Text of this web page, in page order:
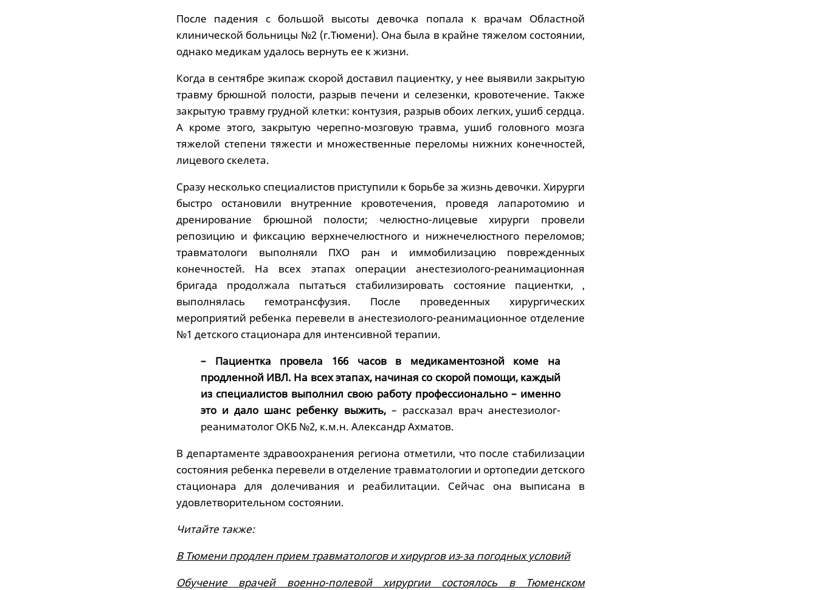
После падения с большой высоты девочка попала к врачам Областной
клинической больницы №2 (г.Тюмени). Она была в крайне тяжелом состоянии,
однако медикам удалось вернуть ее к жизни.
Когда в сентябре экипаж скорой доставил пациентку, у нее выявили закрытую
травму брюшной полости, разрыв печени и селезенки, кровотечение. Также
закрытую травму грудной клетки: контузия, разрыв обоих легких, ушиб сердца.
А кроме этого, закрытую черепно-мозговую травма, ушиб головного мозга
тяжелой степени тяжести и множественные переломы нижних конечностей,
лицевого скелета.
Сразу несколько специалистов приступили к борьбе за жизнь девочки. Хирурги
быстро остановили внутренние кровотечения, проведя лапаротомию и
дренирование брюшной полости; челюстно-лицевые хирурги провели
репозицию и фиксацию верхнечелюстного и нижнечелюстного переломов;
травматологи выполняли ПХО ран и иммобилизацию поврежденных
конечностей. На всех этапах операции анестезиолого-реанимационная
бригада продолжала пытаться стабилизировать состояние пациентки, ,
выполнялась гемотрансфузия. После проведенных хирургических
мероприятий ребенка перевели в анестезиолого-реанимационное отделение
№1 детского стационара для интенсивной терапии.
– Пациентка провела 166 часов в медикаментозной коме на
продленной ИВЛ. На всех этапах, начиная со скорой помощи, каждый
из специалистов выполнил свою работу профессионально – именно
это и дало шанс ребенку выжить,– рассказал врач анестезиолог-
реаниматолог ОКБ №2, к.м.н. Александр Ахматов.
В департаменте здравоохранения региона отметили, что после стабилизации
состояния ребенка перевели в отделение травматологии и ортопедии детского
стационара для долечивания и реабилитации. Сейчас она выписана в
удовлетворительном состоянии.
Читайте также:
В Тюмени продлен прием травматологов и хирургов из‑за погодных условий
Обучение врачей военно-полевой хирургии состоялось в Тюменском